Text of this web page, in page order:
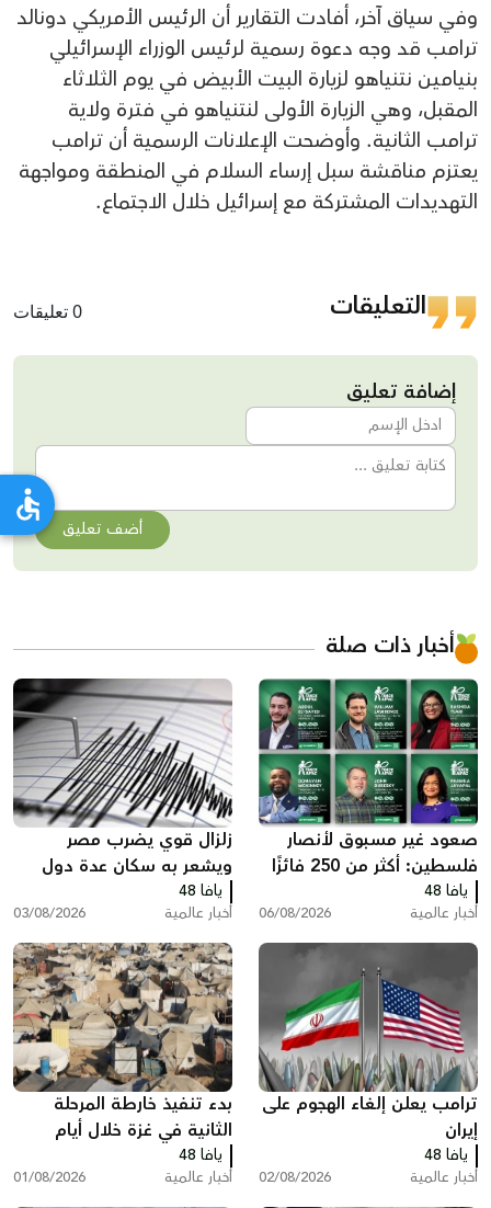
وفي سياق آخر، أفادت التقارير أن الرئيس الأمريكي دونالد
ترامب قد وجه دعوة رسمية لرئيس الوزراء الإسرائيلي
بنيامين نتنياهو لزيارة البيت الأبيض في يوم الثلاثاء
المقبل، وهي الزيارة الأولى لنتنياهو في فترة ولاية
ترامب الثانية. وأوضحت الإعلانات الرسمية أن ترامب
يعتزم مناقشة سبل إرساء السلام في المنطقة ومواجهة
التهديدات المشتركة مع إسرائيل خلال الاجتماع.
التعليقات 0 تعليقات
إضافة تعليق
أضف تعليق
أخبار ذات صلة
صعود غير مسبوق لأنصار
فلسطين: أكثر من 250 فائزًا
بينهم 35 في الكونغرس
يافا 48
أخبار عالمية 06/08/2026
زلزال قوي يضرب مصر
ويشعر به سكان عدة دول
يافا 48
أخبار عالمية 03/08/2026
ترامب يعلن إلغاء الهجوم على
إيران
يافا 48
أخبار عالمية 02/08/2026
بدء تنفيذ خارطة المرحلة
الثانية في غزة خلال أيام
يافا 48
أخبار عالمية 01/08/2026